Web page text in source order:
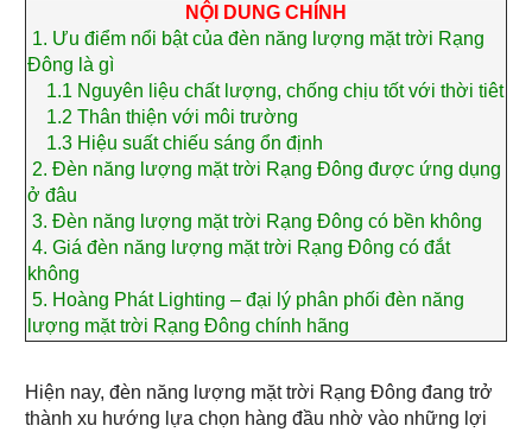
NỘI DUNG CHÍNH
1. Ưu điểm nổi bật của đèn năng lượng mặt trời Rạng
Đông là gì
1.1 Nguyên liệu chất lượng, chống chịu tốt với thời tiêt
1.2 Thân thiện với môi trường
1.3 Hiệu suất chiếu sáng ổn định
2. Đèn năng lượng mặt trời Rạng Đông được ứng dụng
ở đâu
3. Đèn năng lượng mặt trời Rạng Đông có bền không
4. Giá đèn năng lượng mặt trời Rạng Đông có đắt
không
5. Hoàng Phát Lighting – đại lý phân phối đèn năng
lượng mặt trời Rạng Đông chính hãng
Hiện nay, đèn năng lượng mặt trời Rạng Đông đang trở
thành xu hướng lựa chọn hàng đầu nhờ vào những lợi